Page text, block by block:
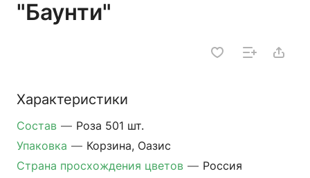
"Баунти"
Характеристики
Состав — Роза 501 шт.
Упаковка — Корзина, Оазис
Страна просхождения цветов — Россия